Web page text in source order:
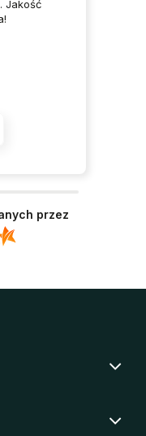
Jakość
przez